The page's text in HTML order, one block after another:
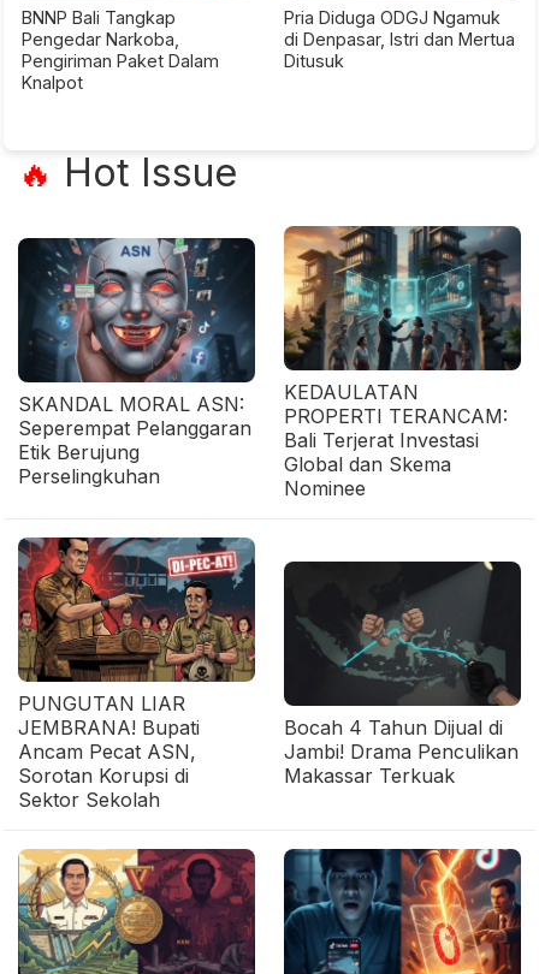
BNNP Bali Tangkap
Pengedar Narkoba,
Pengiriman Paket Dalam
Knalpot
Pria Diduga ODGJ Ngamuk
di Denpasar, Istri dan Mertua
Ditusuk
🔥 Hot Issue
SKANDAL MORAL ASN:
Seperempat Pelanggaran
Etik Berujung
Perselingkuhan
KEDAULATAN
PROPERTI TERANCAM:
Bali Terjerat Investasi
Global dan Skema
Nominee
PUNGUTAN LIAR
JEMBRANA! Bupati
Ancam Pecat ASN,
Sorotan Korupsi di
Sektor Sekolah
Bocah 4 Tahun Dijual di
Jambi! Drama Penculikan
Makassar Terkuak